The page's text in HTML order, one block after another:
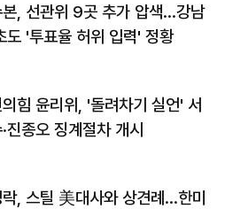
본, 선관위 9곳 추가 압색…강남
도 '투표율 허위 입력' 정황
힘 윤리위, '돌려차기 실언' 서
진종오 징계절차 개시
락, 스틸 美대사와 상견례…한미